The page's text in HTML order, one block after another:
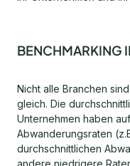
BENCHMARKING
Nicht alle Branchen
gleich. Die
Unternehmen haben
Abwanderungsraten
durchschnittlichen